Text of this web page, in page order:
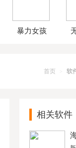
暴力女孩
首页 > 软
相关软件